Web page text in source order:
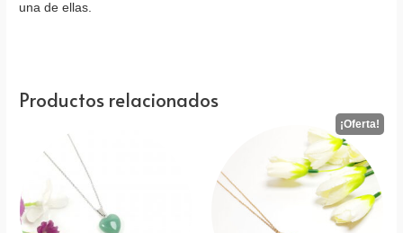
una de ellas.
Productos relacionados